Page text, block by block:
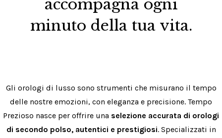
accompagna ogni
minuto della tua vita.
Gli orologi di lusso sono strumenti che misurano il tempo
delle nostre emozioni, con eleganza e precisione. Tempo
Prezioso nasce per offrire una selezione accurata di orologi
di secondo polso, autentici e prestigiosi. Specializzati in